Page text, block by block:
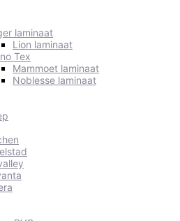
laminaat
Lion laminaat
Tex
Mammoet laminaat
Noblesse laminaat